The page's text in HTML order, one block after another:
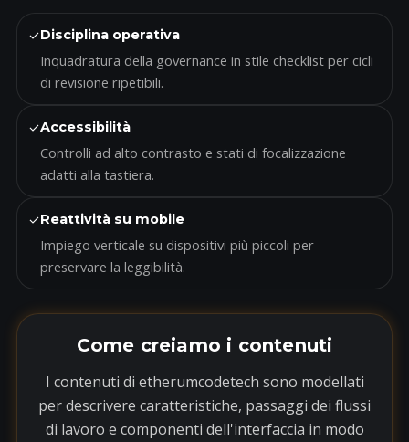
✓Disciplina operativa
Inquadratura della governance in stile checklist per cicli
di revisione ripetibili.
✓Accessibilità
Controlli ad alto contrasto e stati di focalizzazione
adatti alla tastiera.
✓Reattività su mobile
Impiego verticale su dispositivi più piccoli per
preservare la leggibilità.
Come creiamo i contenuti
I contenuti di etherumcodetech sono modellati
per descrivere caratteristiche, passaggi dei flussi
di lavoro e componenti dell'interfaccia in modo